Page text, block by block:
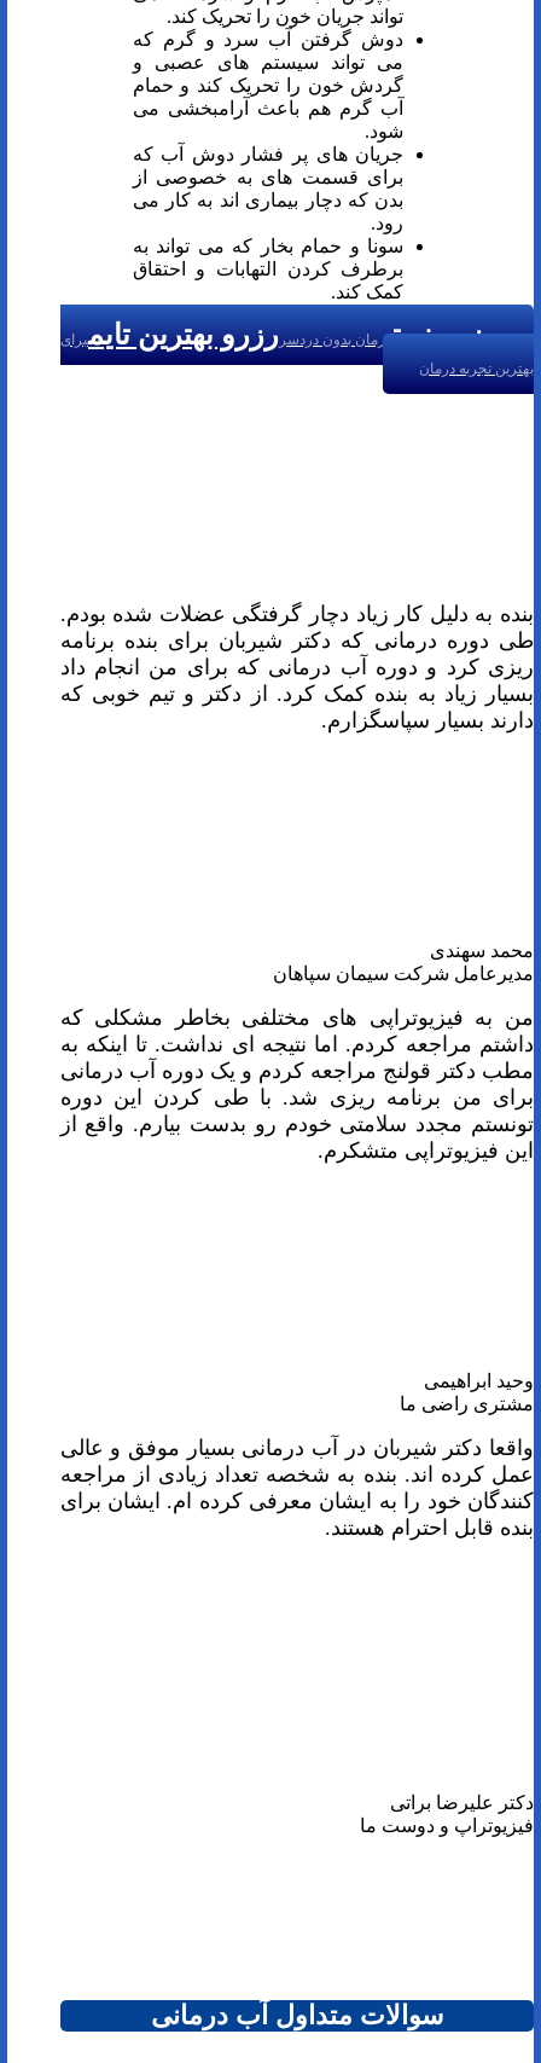
تواند جریان خون را تحریک کند.
دوش گرفتن آب سرد و گرم که
می تواند سیستم های عصبی و
گردش خون را تحریک کند و حمام
آب گرم هم باعث آرامبخشی می
شود.
جریان های پر فشار دوش آب که
برای قسمت های به خصوصی از
بدن که دچار بیماری اند به کار می
رود.
سونا و حمام بخار که می تواند به
برطرف کردن التهابات و احتقاق
کمک کند.
رزرو نوبت درمان بدون دردسر رزرو بهترین تایمبرای
بهترین تجربه درمان
بنده به دلیل کار زیاد دچار گرفتگی عضلات شده بودم.
طی دوره درمانی که دکتر شیربان برای بنده برنامه
ریزی کرد و دوره آب درمانی که برای من انجام داد
بسیار زیاد به بنده کمک کرد. از دکتر و تیم خوبی که
دارند بسیار سپاسگزارم.
محمد سهندی
مدیرعامل شرکت سیمان سپاهان
من به فیزیوتراپی های مختلفی بخاطر مشکلی که
داشتم مراجعه کردم. اما نتیجه ای نداشت. تا اینکه به
مطب دکتر قولنج مراجعه کردم و یک دوره آب درمانی
برای من برنامه ریزی شد. با طی کردن این دوره
تونستم مجدد سلامتی خودم رو بدست بیارم. واقع از
این فیزیوتراپی متشکرم.
وحید ابراهیمی
مشتری راضی ما
واقعا دکتر شیربان در آب درمانی بسیار موفق و عالی
عمل کرده اند. بنده به شخصه تعداد زیادی از مراجعه
کنندگان خود را به ایشان معرفی کرده ام. ایشان برای
بنده قابل احترام هستند.
دکتر علیرضا براتی
فیزیوتراپ و دوست ما
سوالات متداول آب درمانی